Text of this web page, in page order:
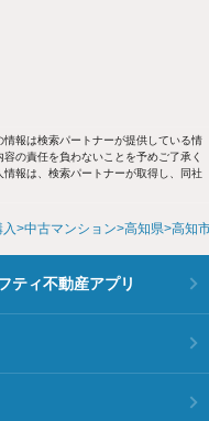
報は検索パートナーが提供している情
の責任を負わないことを予めご了承く
報は、検索パートナーが取得し、同社
中古マンション 高知県 高知
ティ不動産アプリ